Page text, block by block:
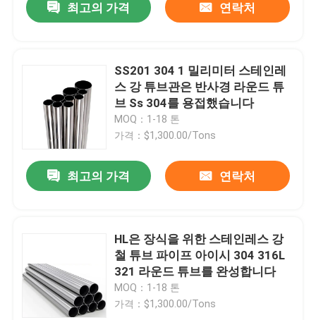
최고의 가격 연락처
SS201 304 1 밀리미터 스테인레
스 강 튜브관은 반사경 라운드 튜
브 Ss 304를 용접했습니다
MOQ：1-18 톤
가격：$1,300.00/Tons
최고의 가격 연락처
HL은 장식을 위한 스테인레스 강
철 튜브 파이프 아이시 304 316L
321 라운드 튜브를 완성합니다
MOQ：1-18 톤
가격：$1,300.00/Tons